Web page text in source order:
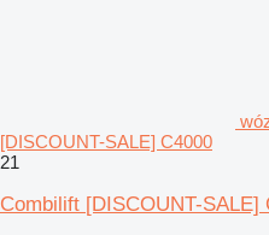
[DISCOUNT-SALE] C4000
21
Combilift [DISCOUNT-SALE]